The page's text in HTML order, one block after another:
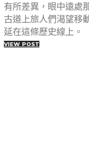
有所差異，眼中遠處
古道上旅人們渴望移
延在這條歷史線上。
VIEW POST